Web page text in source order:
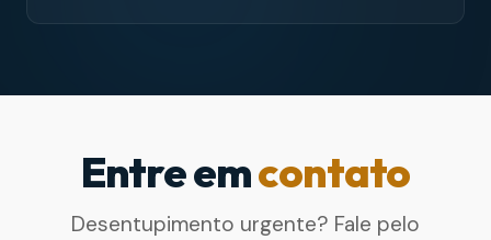
Entre emcontato
Desentupimento urgente? Fale pelo